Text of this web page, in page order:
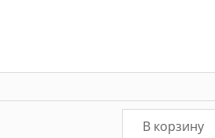
В корзину